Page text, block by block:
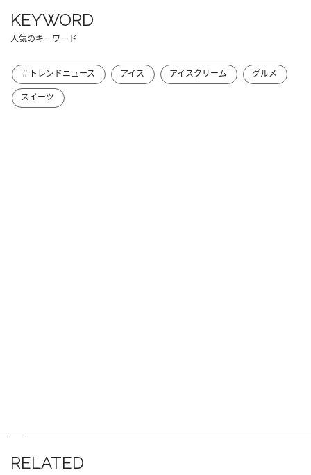
KEYWORD
人気のキーワード
＃トレンドニュース アイス アイスクリーム
グルメ
スイーツ
RELATED